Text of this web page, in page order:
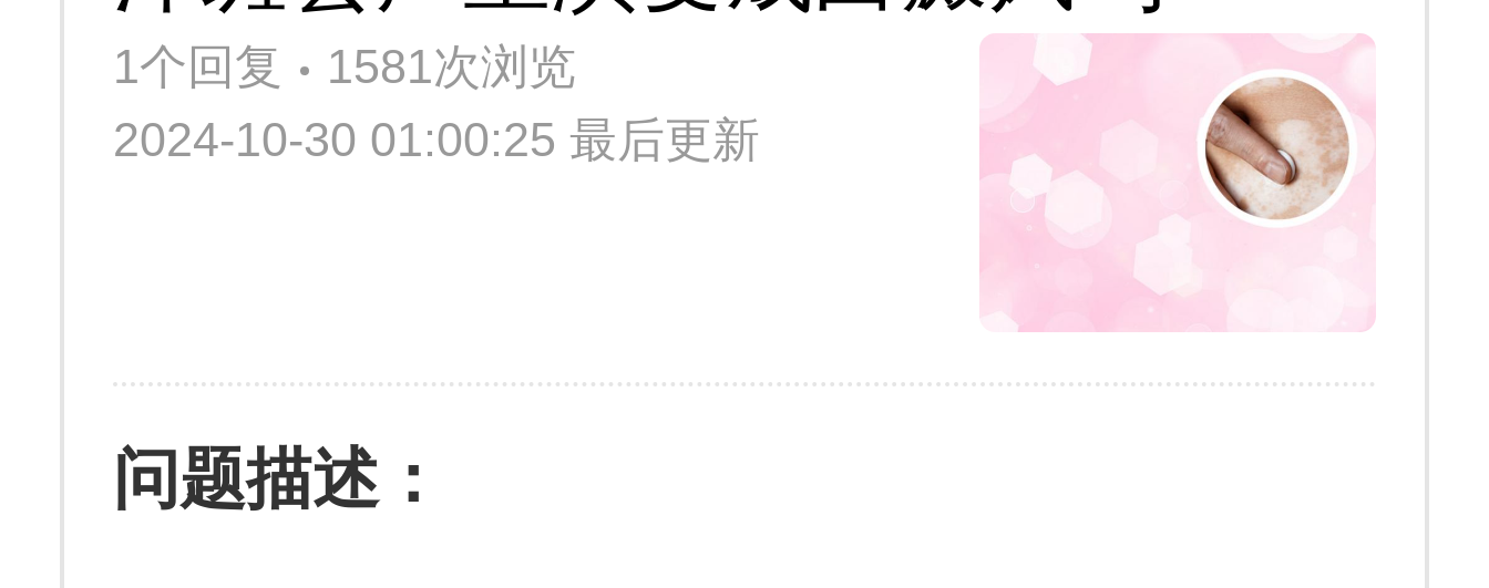
1个回复
1581次浏览
2024-10-30 01:00:25 最后更新
问题描述：